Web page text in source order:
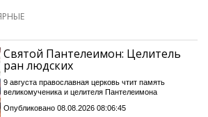
Святой Пантелеимон: Целитель
ран людских
9 августа православная церковь чтит память
великомученика и целителя Пантелеимона
Опубликовано 08.08.2026 08:06:45